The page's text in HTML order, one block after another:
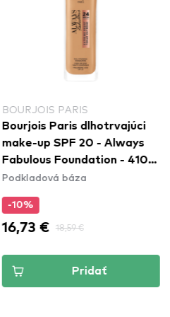
dlhotrvajúci
20 - Always
- 410
báza
18,59 €
Pridať